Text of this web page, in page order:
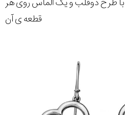
طرح دوقلب و یک الماس روی هر
قطعه ی آن